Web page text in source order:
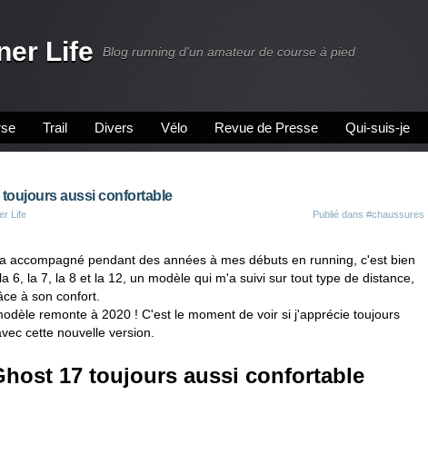
Life Blog running d'un amateur de course à pied
Trail Divers Vélo Revue de Presse Qui-suis-je
aussi confortable
Life Publié dans #chaussures
accompagné pendant des années à mes débuts en running, c'est bien
6, la 7, la 8 et la 12, un modèle qui m'a suivi sur tout type de distance,
à son confort.
remonte à 2020 ! C'est le moment de voir si j'apprécie toujours
cette nouvelle version.
17 toujours aussi confortable